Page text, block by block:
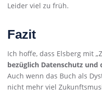
Leider viel zu früh.
Fazit
Ich hoffe, dass Elsberg mit
bezüglich Datenschutz und
Auch wenn das Buch als
nicht mehr viel